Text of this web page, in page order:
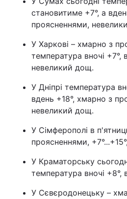
становитиме +7°, а
проясненнями,
У Харкові – хмарно з
температура вночі +7°,
невеликий дощ.
У Дніпрі температура
вдень +18°, хмарно з
невеликий дощ.
У Сімферополі в
проясненнями,
У Краматорську
температура вночі +8°,
У Сєвєродонецьку –